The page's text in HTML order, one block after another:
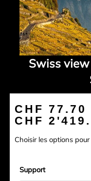
Swiss
CHF 77.70
CHF
Choisir les options
Support
de